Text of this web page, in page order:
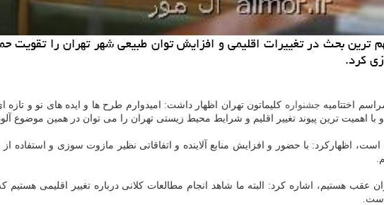
بحث در تغییرات اقلیمی و افزایش توان طبیعی شهر تهران را تقویت
کرد.
اختتامیه جشنواره کلیماتون تهران اظهار داشت: امیدوارم طرح ها و ایده های نو و
اهمیت ترین پیوند تغییر اقلیم و شرایط محیط زیستی تهران را می توان در همین موضوع
اظهارکرد: با حضور و افزایش منابع آلاینده و اتفاقاتی نظیر مازوت سوزی و
عقب هستیم، اشاره کرد: البته ما شاهد انجام مطالعات کلانی درباره تغییر اقلیمی